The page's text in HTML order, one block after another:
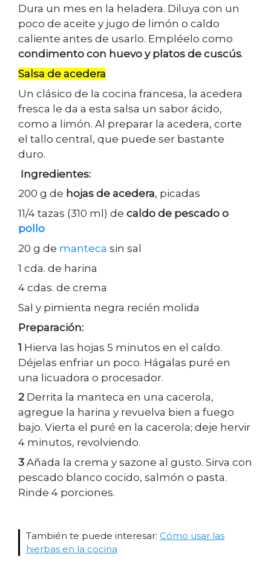
Dura un mes en la heladera. Diluya con un
poco de aceite y jugo de limón o caldo
caliente antes de usarlo. Empléelo como
condimento con huevo y platos de cuscús.
Salsa de acedera
Un clásico de la cocina francesa, la acedera
fresca le da a esta salsa un sabor ácido,
como a limón. Al preparar la acedera, corte
el tallo central, que puede ser bastante
duro.
Ingredientes:
200 g de hojas de acedera, picadas
11/4 tazas (310 ml) de caldo de pescado o
pollo
20 g de manteca sin sal
1 cda. de harina
4 cdas. de crema
Sal y pimienta negra recién molida
Preparación:
1 Hierva las hojas 5 minutos en el caldo.
Déjelas enfriar un poco. Hágalas puré en
una licuadora o procesador.
2 Derrita la manteca en una cacerola,
agregue la harina y revuelva bien a fuego
bajo. Vierta el puré en la cacerola; deje hervir
4 minutos, revolviendo.
3 Añada la crema y sazone al gusto. Sirva con
pescado blanco cocido, salmón o pasta.
Rinde 4 porciones.
También te puede interesar: Cómo usar las
hierbas en la cocina